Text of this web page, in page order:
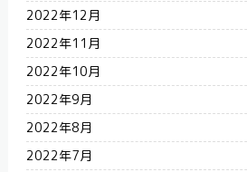
2022年12月
2022年11月
2022年10月
2022年9月
2022年8月
2022年7月